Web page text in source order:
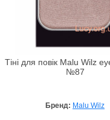
Тіні для повік Malu Wilz
№87
Бренд: Malu Wilz